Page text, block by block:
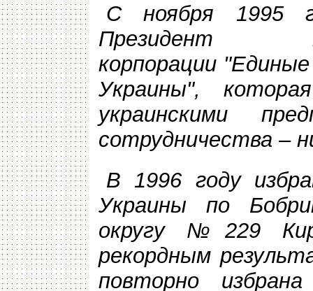
С ноября 1995
Президент
корпорации
Украины",
украинскими
сотрудничества –
В 1996 году
Украины по
округу №229
рекордным
повторно